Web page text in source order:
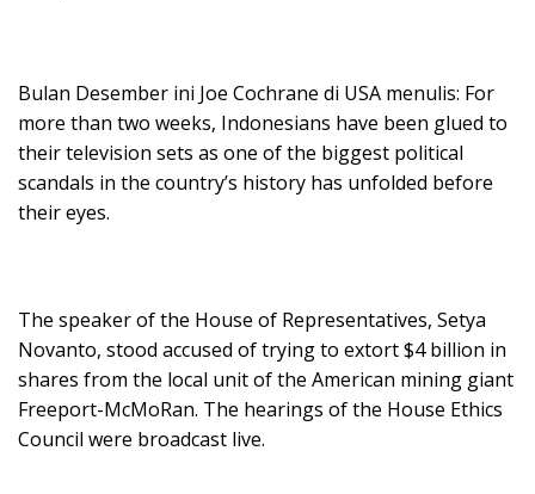
Bulan Desember ini Joe Cochrane di USA menulis: For
more than two weeks, Indonesians have been glued to
their television sets as one of the biggest political
scandals in the country’s history has unfolded before
their eyes.
The speaker of the House of Representatives, Setya
Novanto, stood accused of trying to extort $4 billion in
shares from the local unit of the American mining giant
Freeport-McMoRan. The hearings of the House Ethics
Council were broadcast live.